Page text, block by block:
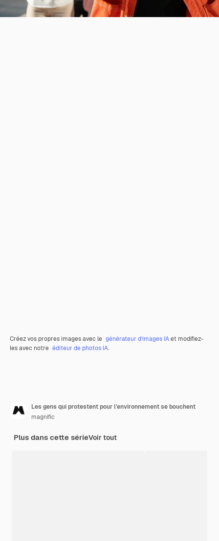
Créez vos propres images avec le générateur d’images IAet modifiez-
les avec notre éditeur de photos IA.
Les gens qui protestent pour l'environnement se bouchent
magnific
Plus dans cette sérieVoir tout